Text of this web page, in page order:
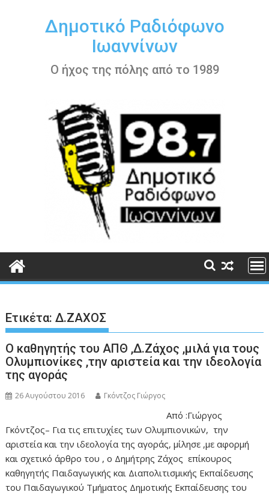
περιεχόμενοΔημοτικό Ραδιόφωνο
Ιωαννίνων
Ο ήχος της πόλης από το 1989
Ετικέτα:Δ.ΖΑΧΟΣ
Ο καθηγητής του ΑΠΘ ,Δ.Ζάχος ,μιλά για τους
Ολυμπιονίκες ,την αριστεία και την ιδεολογία
της αγοράς
26 Αυγούστου 2016 Γκόντζος Γιώργος
Από :Γιώργος
Γκόντζος– Για τις επιτυχίες των Ολυμπιονικών, την
αριστεία και την ιδεολογία της αγοράς, μίλησε ,με αφορμή
και σχετικό άρθρο του , ο Δημήτρης Ζάχος επίκουρος
καθηγητής Παιδαγωγικής και Διαπολιτισμικής Εκπαίδευσης
του Παιδαγωγικού Τμήματος Δημοτικής Εκπαίδευσης του